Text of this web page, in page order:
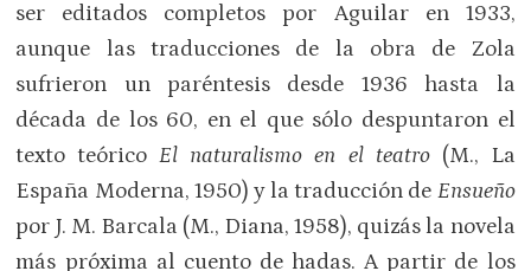
ser editados completos por Aguilar en 1933,
aunque las traducciones de la obra de Zola
sufrieron un paréntesis desde 1936 hasta la
década de los 60, en el que sólo despuntaron el
texto teóricoEl naturalismo en el teatro (M., La
España Moderna, 1950) y la traducción de Ensueño
por J. M. Barcala (M., Diana, 1958), quizás la novela
más próxima al cuento de hadas. A partir de los